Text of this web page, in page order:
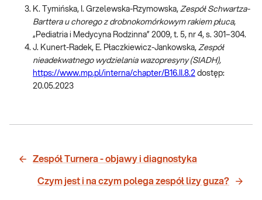
K. Tymińska, I. Grzelewska-Rzymowska, Zespół Schwartza-
Barttera u chorego z drobnokomórkowym rakiem płuca,
„Pediatria i Medycyna Rodzinna” 2009, t. 5, nr 4, s. 301–304.
J. Kunert-Radek, E. Płaczkiewicz-Jankowska, Zespół
nieadekwatnego wydzielania wazopresyny (SIADH),
https://www.mp.pl/interna/chapter/B16.II.8.2 dostęp:
20.05.2023
Zespół Turnera - objawy i diagnostyka
Czym jest i na czym polega zespół lizy guza?